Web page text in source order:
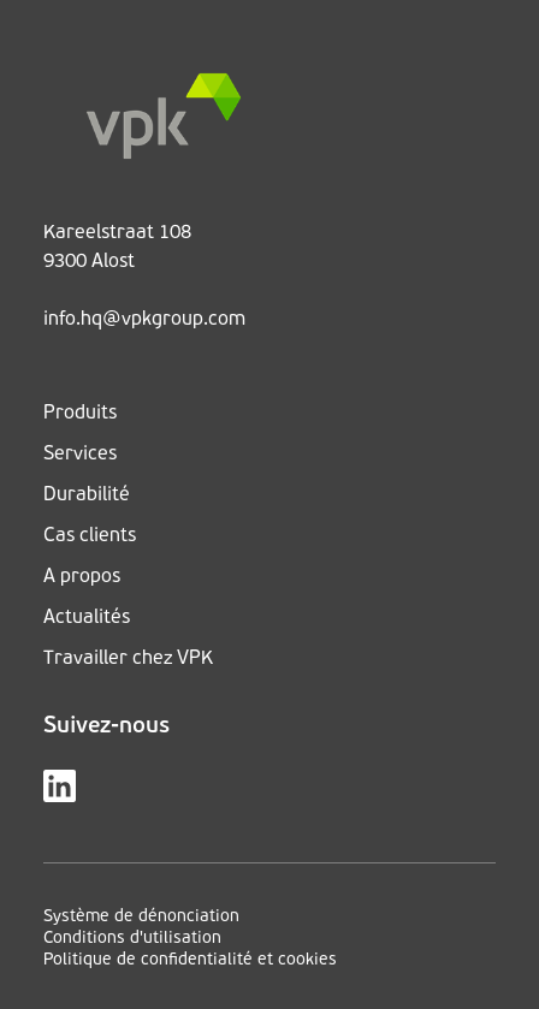
Kareelstraat 108
9300 Alost
info.hq@vpkgroup.com
Produits
Services
Durabilité
Cas clients
A propos
Actualités
Travailler chez VPK
Suivez-nous
Système de dénonciation
Conditions d'utilisation
Politique de confidentialité et cookies